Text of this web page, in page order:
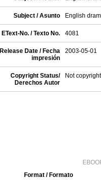
Subject / Asunto English
EText-No. / Texto No. 4081
Release Date / Fecha
impresión
2003-05-01
Copyright Status/
Derechos Autor
Not
Format / Formato